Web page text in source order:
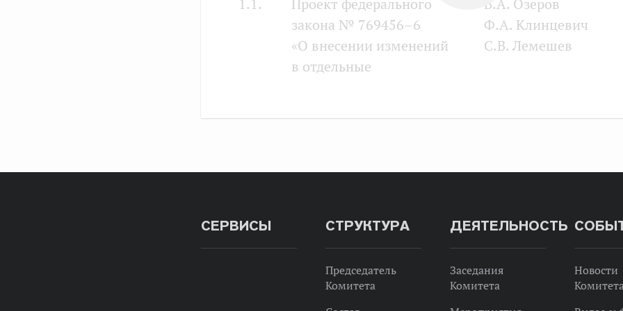
1.1.
Проект федерального
закона № 769456–6
«О внесении изменений
в отдельные
призыва граждан
Федерации В.А. Озеровым,
Ф.А. Клинцевичем.
В.А. Озеров
Ф.А. Клинцевич
С.В. Лемешев
СЕРВИСЫ СТРУКТУРА
Председатель
Комитета
ДЕЯТЕЛЬНОСТЬ
Заседания
Комитета
Новости